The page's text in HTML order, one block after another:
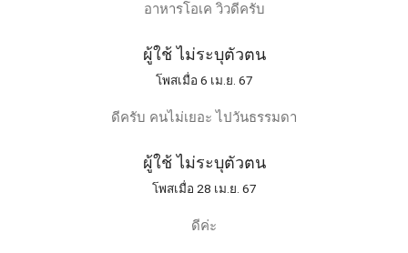
อาหารโอเค วิวดีครับ
ผู้ใช้ ไม่ระบุตัวตน
โพสเมื่อ 6 เม.ย. 67
ดีครับ คนไม่เยอะ ไปวันธรรมดา
ผู้ใช้ ไม่ระบุตัวตน
โพสเมื่อ 28 เม.ย. 67
ดีค่ะ